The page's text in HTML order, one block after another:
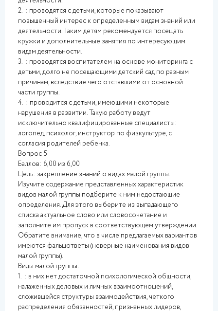
2. : проводятся с детьми, которые показывают
повышенный интерес к определенным видам знаний или
деятельности. Таким детям рекомендуется посещать
кружки и дополнительные занятия по интересующим
видам деятельности.
3. : проводятся воспитателем на основе мониторинга с
детьми, долго не посещающими детский сад по разным
причинам, вследствие чего отставшими от основной
части группы.
4. : проводится с детьми, имеющими некоторые
нарушения в развитии. Такую работу ведут
исключительно квалифицированные специалисты:
логопед, психолог, инструктор по физкультуре, с
согласия родителей ребенка.
Вопрос 5
Баллов: 6,00 из 6,00
Цель: закрепление знаний о видах малой группы.
Изучите содержание представленных характеристик
видов малой группы подберите к ним недостающие
определения. Для этого выберите из выпадающего
списка актуальное слово или словосочетание и
заполните им пропуск в соответствующем утверждении.
Обратите внимание, что в числе предлагаемых вариантов
имеются фальшответы (неверные наименования видов
малой группы).
Виды малой группы:
1. : в них нет достаточной психологической общности,
налаженных деловых и личных взаимоотношений,
сложившейся структуры взаимодействия, четкого
распределения обязанностей, признанных лидеров,